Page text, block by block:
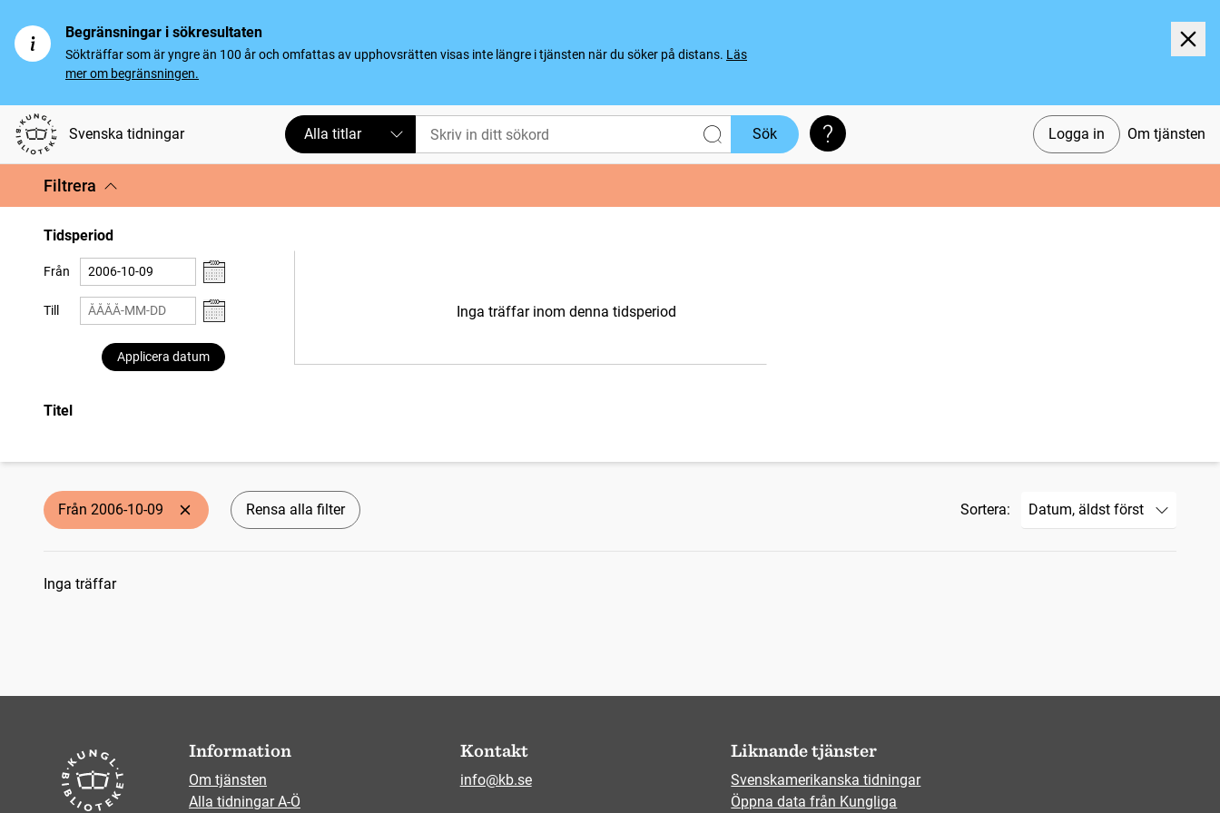
Begränsningar i sökresultaten
Sökträffar som är yngre än 100 år och omfattas av upphovsrätten visas inte längre i tjänsten när du söker på distans. Läs
mer om begränsningen.
Svenska tidningar Logga in Om tjänsten
Alla titlar Sök Söktips
Filtrera
Tidsperiod
Från
Till
Applicera datum
Inga träffar inom denna tidsperiod
Titel
Från 2006-10-09 Rensa alla filter Sortera:
Sökresultat
Inga träffar
Information
Om tjänsten
Alla tidningar A-Ö
Kontakt
info@kb.se
Liknande tjänster
Svenskamerikanska tidningar
Öppna data från Kungliga